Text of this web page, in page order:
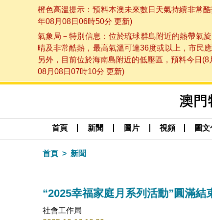
橙色高溫提示：預料本澳未來數日天氣持續非常
年08月08日06時50分 更新)
氣象局－特別信息：位於琉球群島附近的熱帶氣
晴及非常酷熱，最高氣溫可達36度或以上，市民
另外，目前位於海南島附近的低壓區，預料今日
08月08日07時10分 更新)
首頁 新聞 圖片 視頻 圖文
首頁 新聞
“2025幸福家庭月系列活動”圓滿結
社會工作局